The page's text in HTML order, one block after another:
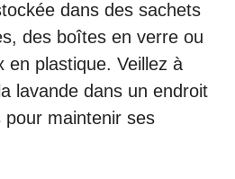
dans des sachets
des boîtes en verre ou
en plastique. Veillez à
lavande dans un endroit
pour maintenir ses